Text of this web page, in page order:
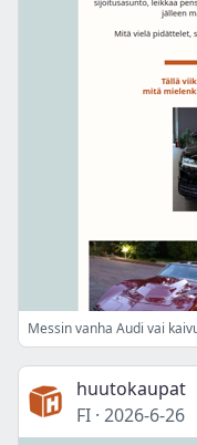
Messin vanha Audi vai
huutokaupat
FI · 2026-6-26